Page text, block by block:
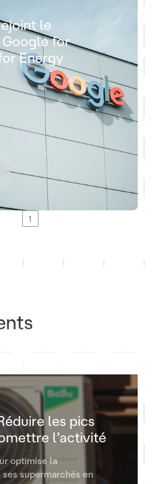
le
for
Energy
1
les pics
l’activité
optimise la
supermarchés en